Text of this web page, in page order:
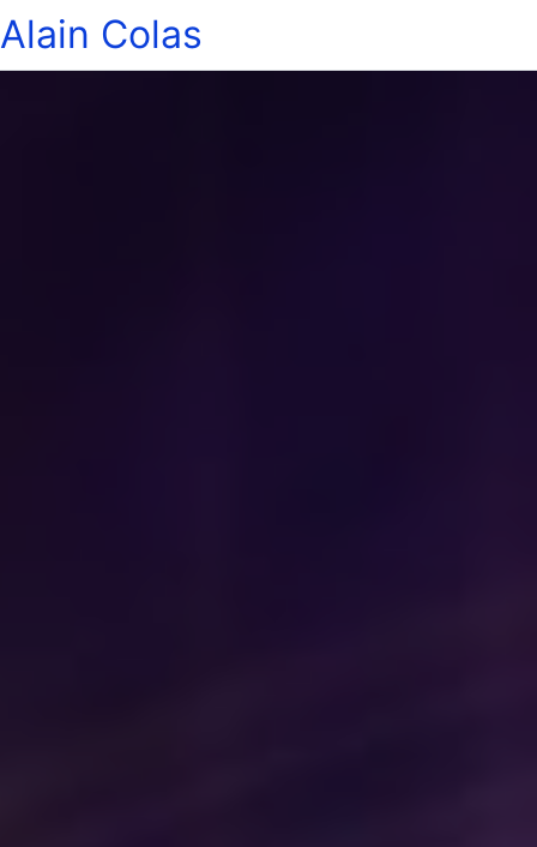
Alain Colas